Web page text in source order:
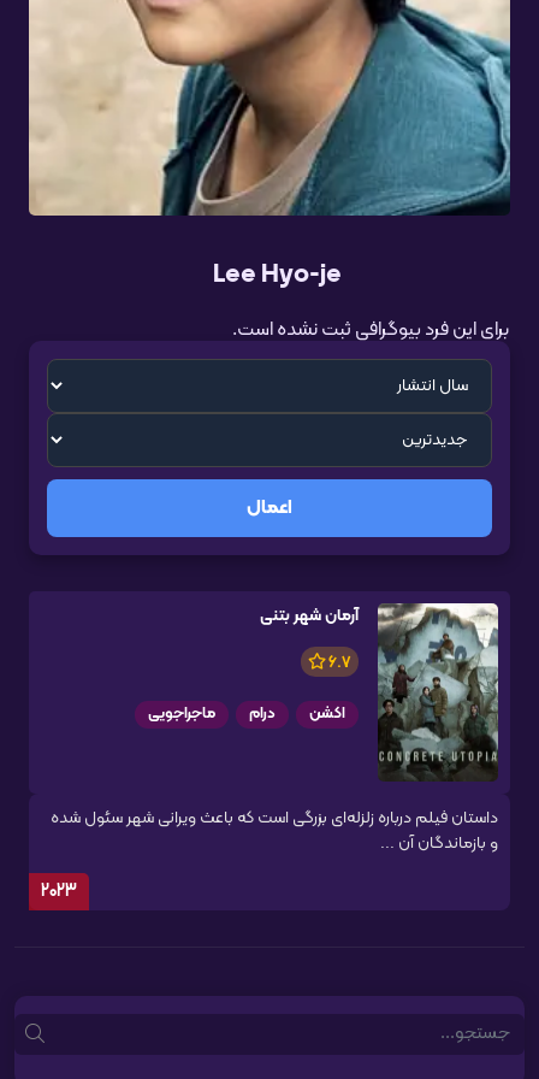
Lee Hyo-je
برای این فرد بیوگرافی ثبت نشده است.
اعمال
آرمان شهر بتنی
6.7
اکشن درام ماجراجویی
داستان فیلم درباره زلزله‌ای بزرگی است که باعث ویرانی شهر سئول شده
و بازماندگان آن ...
2023
Search